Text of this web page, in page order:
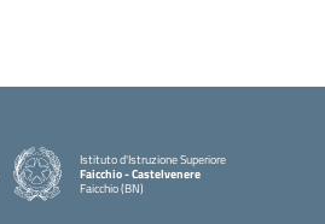
Istituto d'Istruzione Superiore
Faicchio - Castelvenere
Faicchio (BN)